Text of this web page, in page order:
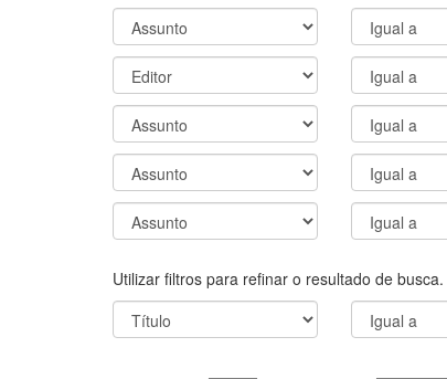
Utilizar filtros para refinar o resultado de busca.